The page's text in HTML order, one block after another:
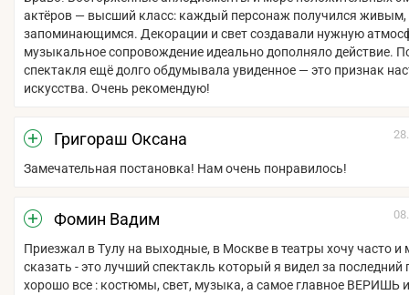
актёров — высший класс: каждый персонаж получился
запоминающимся. Декорации и свет создавали нужную
музыкальное сопровождение идеально дополняло действие.
спектакля ещё долго обдумывала увиденное — это признак
искусства. Очень рекомендую!
Григораш Оксана
Замечательная постановка! Нам очень понравилось!
Фомин Вадим
Приезжал в Тулу на выходные, в Москве в театры хочу часто и
сказать - это лучший спектакль который я видел за последний
хорошо все : костюмы, свет, музыка, а самое главное ВЕРИШЬ